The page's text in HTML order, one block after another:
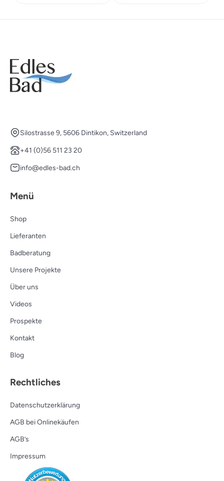
Silostrasse 9, 5606 Dintikon, Switzerland
+41 (0)56 511 23 20
info@edles-bad.ch
Menü
Shop
Lieferanten
Badberatung
Unsere Projekte
Über uns
Videos
Prospekte
Kontakt
Blog
Rechtliches
Datenschutzerklärung
AGB bei Onlinekäufen
AGB’s
Impressum